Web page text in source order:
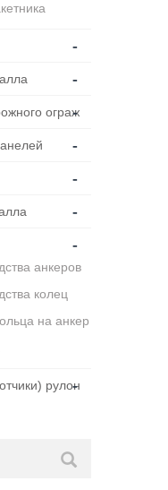
-
-
ограж
-
-
-
-
-
анкеров
колец
на анкер
рулон
-